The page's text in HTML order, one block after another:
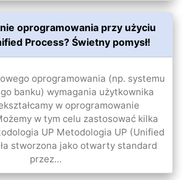
oprogramowania przy użyciu
Process? Świetny pomysł!
oprogramowania (np. systemu
banku) wymagania użytkownika
w oprogramowanie
w tym celu zastosować kilka
UP Metodologia UP (Unified
stworzona jako otwarty standard
przez…